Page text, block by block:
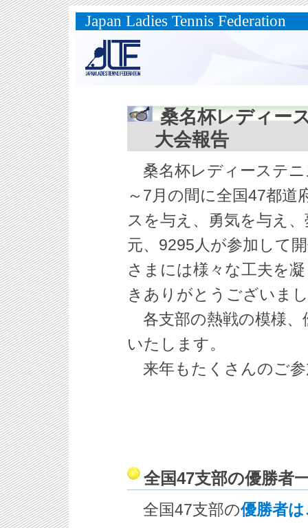
Japan Ladies Tennis Federation
桑名杯レディー
大会報告
桑名杯レディーステニ
～7月の間に全国47都道
スを与え、勇気を与え
元、9295人が参加して
さまには様々な工夫を
きありがとうございま
各支部の熱戦の模様、
いたします。
来年もたくさんのご
全国47支部の優勝者
全国47支部の優勝者